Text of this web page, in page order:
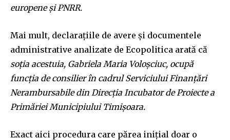
europene și PNRR.
Mai mult, declarațiile de avere și documentele
administrative analizate de Ecopolitica arată că
soția acestuia, Gabriela Maria Voloșciuc, ocupă
funcția de consilier în cadrul Serviciului Finanțări
Nerambursabile din Direcția Incubator de Proiecte a
Primăriei Municipiului Timișoara.
Exact aici procedura care părea inițial doar o